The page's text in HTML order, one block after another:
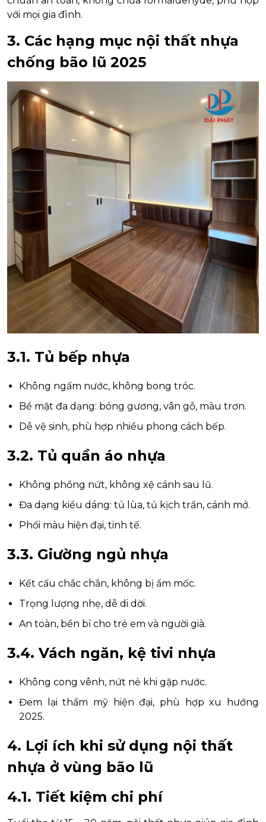
với mọi gia đình.
3. Các hạng mục nội thất nhựa
chống bão lũ 2025
3.1. Tủ bếp nhựa
Không ngấm nước, không bong tróc.
Bề mặt đa dạng: bóng gương, vân gỗ, màu trơn.
Dễ vệ sinh, phù hợp nhiều phong cách bếp.
3.2. Tủ quần áo nhựa
Không phồng nứt, không xệ cánh sau lũ.
Đa dạng kiểu dáng: tủ lùa, tủ kịch trần, cánh mở.
Phối màu hiện đại, tinh tế.
3.3. Giường ngủ nhựa
Kết cấu chắc chắn, không bị ẩm mốc.
Trọng lượng nhẹ, dễ di dời.
An toàn, bền bỉ cho trẻ em và người già.
3.4. Vách ngăn, kệ tivi nhựa
Không cong vênh, nứt nẻ khi gặp nước.
Đem lại thẩm mỹ hiện đại, phù hợp xu hướng
2025.
4. Lợi ích khi sử dụng nội thất
nhựa ở vùng bão lũ
4.1. Tiết kiệm chi phí